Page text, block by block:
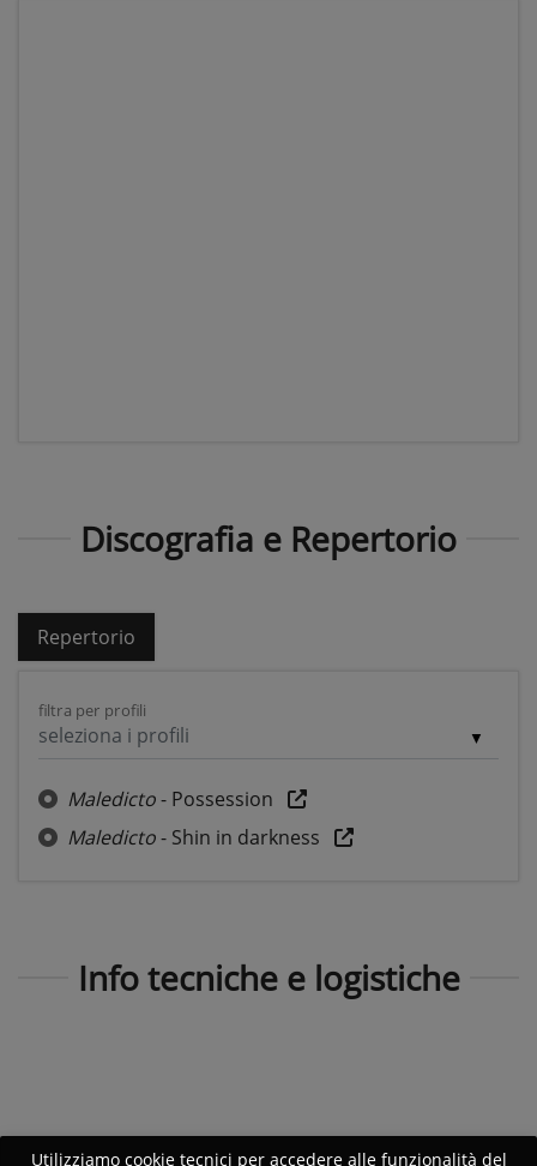
Discografia e Repertorio
Repertorio
filtra per profili
seleziona i profili
Maledicto- Possession
Maledicto- Shin in darkness
Info tecniche e logistiche
Utilizziamo cookie tecnici per accedere alle funzionalità del